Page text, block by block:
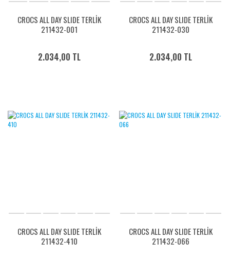
CROCS ALL DAY SLIDE TERLİK
211432-001
2.034,00 TL
CROCS ALL DAY SLIDE TERLİK
211432-030
2.034,00 TL
CROCS ALL DAY SLIDE TERLİK
211432-410
CROCS ALL DAY SLIDE TERLİK
211432-066